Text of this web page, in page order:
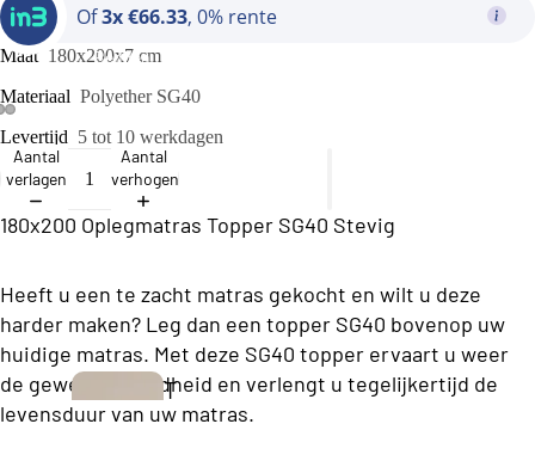
ll
C
o
ll
c
o
n
B
Bedden
T
w
Of3x €66.33, 0% rente
Maat 180x200x7 cm
Materiaal Polyether SG40
Levertijd 5 tot 10 werkdagen
Aantal
verlagen
Aantal
verhogen
180x200 Oplegmatras Topper SG40 Stevig
Heeft u een te zacht matras gekocht en wilt u deze
harder maken? Leg dan een topper SG40 bovenop uw
huidige matras. Met deze SG40 topper ervaart u weer
de gewenste hardheid en verlengt u tegelijkertijd de
levensduur van uw matras.